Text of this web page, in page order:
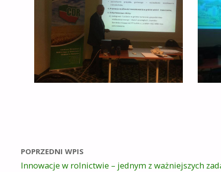
POPRZEDNI WPIS
Innowacje w rolnictwie – jednym z ważniejszych